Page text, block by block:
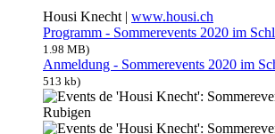
Housi Knecht | www.housi.ch
Programm - Sommerevents 2020 im
1.98 MB)
Anmeldung - Sommerevents 2020 im
513 kb)